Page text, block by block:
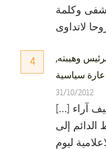
وكلمة
4
وهيبته,
31/10/2012
[…] نواة هذه التدوينة كُتبت في التصنيف آراء
إلى
ليوم